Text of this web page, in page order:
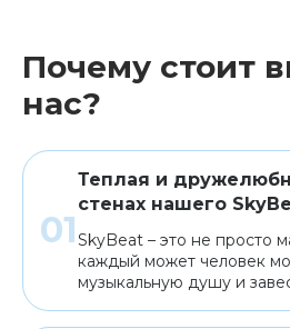
Почему стоит
нас?
Теплая и
стенах нашего
SkyBeat – это не просто
каждый может человек
музыкальную душу и